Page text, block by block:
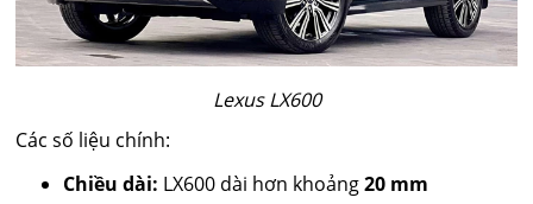
Lexus LX600
Các số liệu chính:
Chiều dài: LX600 dài hơn khoảng20 mm